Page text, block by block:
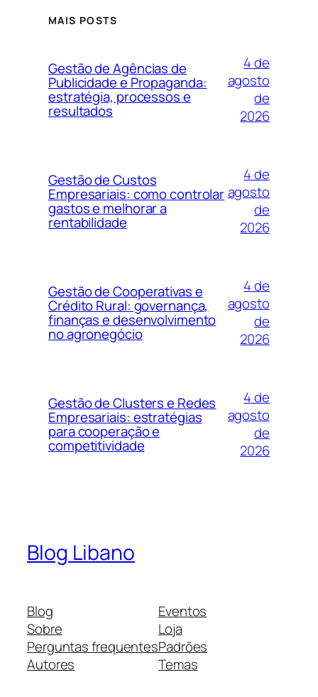
MAIS POSTS
Gestão de Agências de
Publicidade e Propaganda:
estratégia, processos e
resultados
4 de
agosto
de
2026
Gestão de Custos
Empresariais: como controlar
gastos e melhorar a
rentabilidade
4 de
agosto
de
2026
Gestão de Cooperativas e
Crédito Rural: governança,
finanças e desenvolvimento
no agronegócio
4 de
agosto
de
2026
Gestão de Clusters e Redes
Empresariais: estratégias
para cooperação e
competitividade
4 de
agosto
de
2026
Blog Libano
Blog
Sobre
Perguntas frequentes
Autores
Eventos
Loja
Padrões
Temas